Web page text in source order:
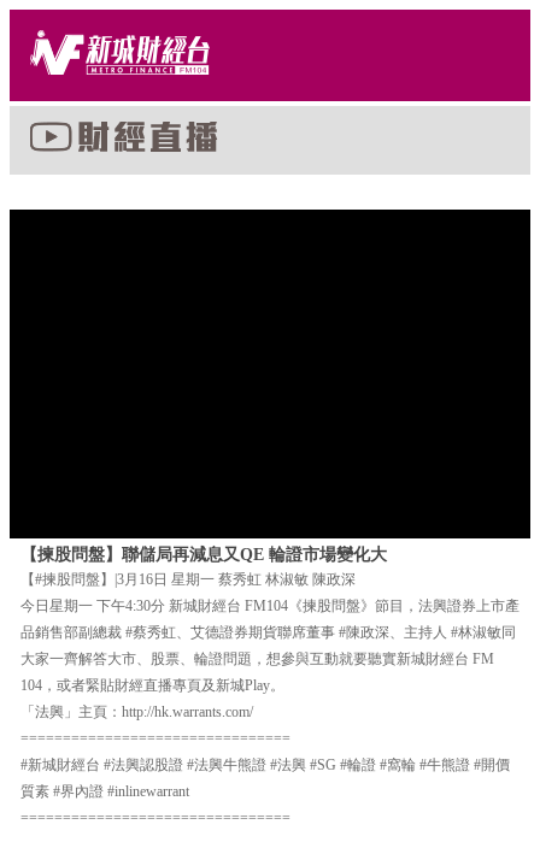
【揀股問盤】聯儲局再減息又QE 輪證市場變化大
【#揀股問盤】|3月16日 星期一 蔡秀虹 林淑敏 陳政深
今日星期一 下午4:30分 新城財經台 FM104《揀股問盤》節目，法興證券上市產
品銷售部副總裁 #蔡秀虹、艾德證券期貨聯席董事 #陳政深、主持人 #林淑敏同
大家一齊解答大市、股票、輪證問題，想參與互動就要聽實新城財經台 FM
104，或者緊貼財經直播專頁及新城Play。
「法興」主頁：http://hk.warrants.com/
================================
#新城財經台 #法興認股證 #法興牛熊證 #法興 #SG #輪證 #窩輪 #牛熊證 #開價
質素 #界內證 #inlinewarrant
================================